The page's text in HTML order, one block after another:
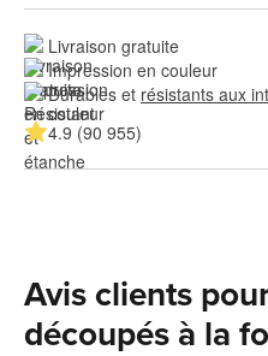
Livraison gratuite
Impression en couleur
Durables et résistants aux
4.9 (90 955)
Avis clients
découpés à la